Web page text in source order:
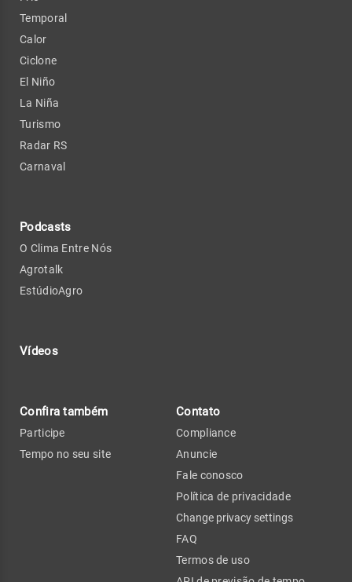
Temporal
Calor
Ciclone
El Niño
La Niña
Turismo
Radar RS
Carnaval
Podcasts
O Clima Entre Nós
Agrotalk
EstúdioAgro
Vídeos
Confira também
Participe
Tempo no seu site
Contato
Compliance
Anuncie
Fale conosco
Política de privacidade
Change privacy settings
FAQ
Termos de uso